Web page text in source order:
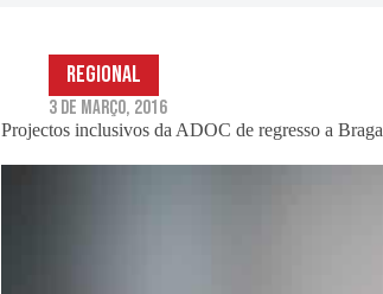
Projectos inclusivos da ADOC de regresso a Braga
Regional
3 de Março, 2016